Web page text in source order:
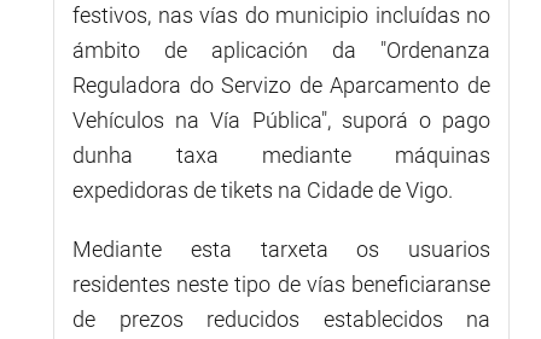
festivos, nas vías do municipio incluídas no
ámbito de aplicación da "Ordenanza
Reguladora do Servizo de Aparcamento de
Vehículos na Vía Pública", suporá o pago
dunha taxa mediante máquinas
expedidoras de tikets na Cidade de Vigo.
Mediante esta tarxeta os usuarios
residentes neste tipo de vías beneficiaranse
de prezos reducidos establecidos na